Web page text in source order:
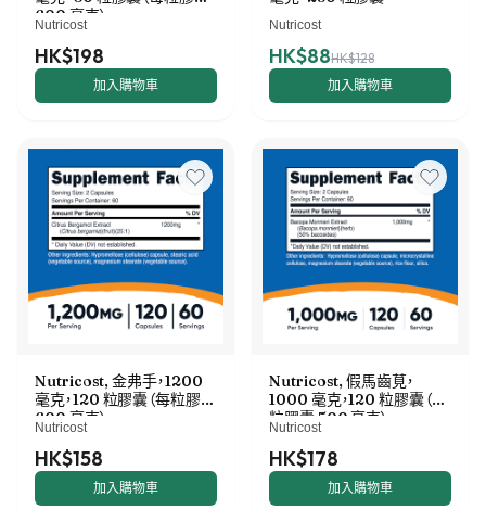
600 毫克）
Nutricost
HK$198
加入購物車
Nutricost
HK$88HK$128
加入購物車
Nutricost, 金弗手，1200
毫克，120 粒膠囊（每粒膠囊
600 毫克）
Nutricost
HK$158
加入購物車
Nutricost, 假馬齒莧，
1000 毫克，120 粒膠囊（每
粒膠囊 500 毫克）
Nutricost
HK$178
加入購物車